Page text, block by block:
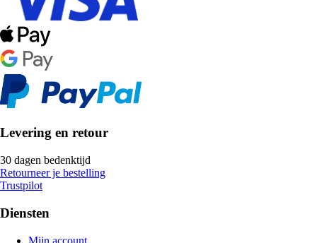
Levering en retour
30 dagen bedenktijd
Retourneer je bestelling
Trustpilot
Diensten
Mijn account